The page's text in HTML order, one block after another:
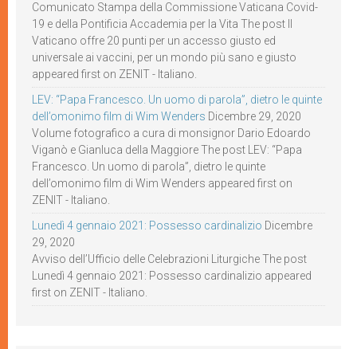
Comunicato Stampa della Commissione Vaticana Covid-
19 e della Pontificia Accademia per la Vita The post Il
Vaticano offre 20 punti per un accesso giusto ed
universale ai vaccini, per un mondo più sano e giusto
appeared first on ZENIT - Italiano.
LEV: “Papa Francesco. Un uomo di parola”, dietro le quinte
dell’omonimo film di Wim Wenders Dicembre 29, 2020
Volume fotografico a cura di monsignor Dario Edoardo
Viganò e Gianluca della Maggiore The post LEV: “Papa
Francesco. Un uomo di parola”, dietro le quinte
dell’omonimo film di Wim Wenders appeared first on
ZENIT - Italiano.
Lunedì 4 gennaio 2021: Possesso cardinalizio Dicembre
29, 2020
Avviso dell’Ufficio delle Celebrazioni Liturgiche The post
Lunedì 4 gennaio 2021: Possesso cardinalizio appeared
first on ZENIT - Italiano.